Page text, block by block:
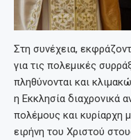
Στη συνέχεια,
για τις πολεμικές
πληθύνονται και
η Εκκλησία διαχρονικά
πολέμους και κυρίαρχη
ειρήνη του Χριστού